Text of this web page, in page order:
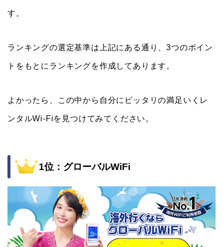
す。
ランキングの選定基準は上記にある通り、3つのポイン
トをもとにランキングを作成してあります。
よかったら、この中から自分にピッタリの満足いくレ
ンタルWi-Fiを見つけてみてください。
1位：グローバルWiFi